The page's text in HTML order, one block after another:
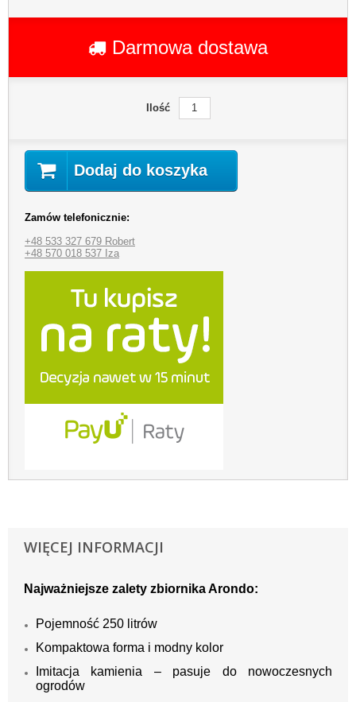
Darmowa dostawa
Ilość
Dodaj do koszyka
Zamów telefonicznie:
+48 533 327 679 Robert
+48 570 018 537 Iza
WIĘCEJ INFORMACJI
Najważniejsze zalety zbiornika Arondo:
Pojemność 250 litrów
Kompaktowa forma i modny kolor
Imitacja kamienia – pasuje do nowoczesnych
ogrodów